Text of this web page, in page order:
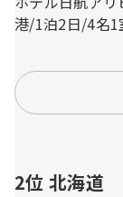
港/1泊2日/4名1
2位 北海道